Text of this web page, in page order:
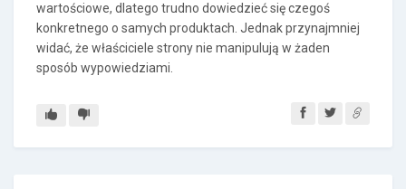
wartościowe, dlatego trudno dowiedzieć się czegoś
konkretnego o samych produktach. Jednak przynajmniej
widać, że właściciele strony nie manipulują w żaden
sposób wypowiedziami.